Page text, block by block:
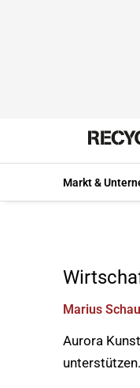
Markt &
Marius
Aurora